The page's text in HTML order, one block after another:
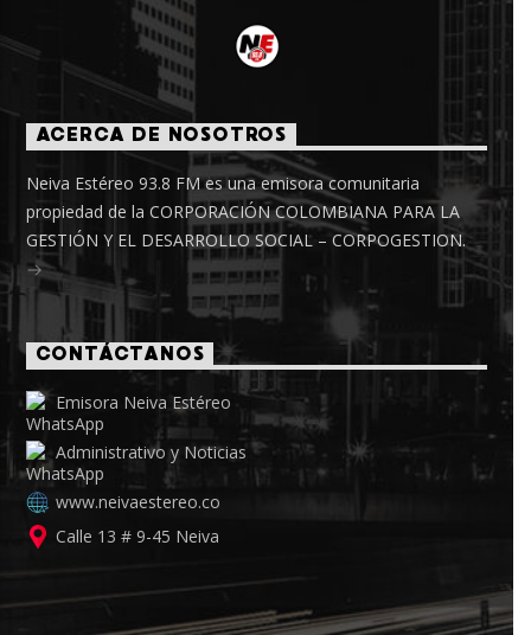
ACERCA DE NOSOTROS
Neiva Estéreo 93.8 FM es una emisora comunitaria
propiedad de la CORPORACIÓN COLOMBIANA PARA LA
GESTIÓN Y EL DESARROLLO SOCIAL – CORPOGESTION.
CONTÁCTANOS
Emisora Neiva Estéreo
Administrativo y Noticias
www.neivaestereo.co
Calle 13 # 9-45 Neiva